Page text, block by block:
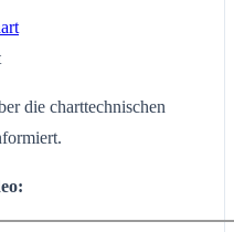
die charttechnischen